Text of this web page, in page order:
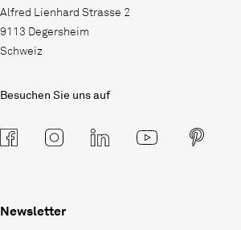
Alfred Lienhard Strasse 2
9113 Degersheim
Schweiz
Besuchen Sie uns auf
Newsletter